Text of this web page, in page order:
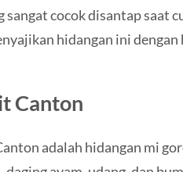
sangat cocok disantap saat
hidangan ini
Canton
adalah hidangan mi